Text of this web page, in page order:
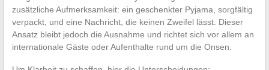
zusätzliche Aufmerksamkeit: ein geschenkter Pyjama, sorgfältig
verpackt, und eine Nachricht, die keinen Zweifel lässt. Dieser
Ansatz bleibt jedoch die Ausnahme und richtet sich vor allem an
internationale Gäste oder Aufenthalte rund um die Onsen.